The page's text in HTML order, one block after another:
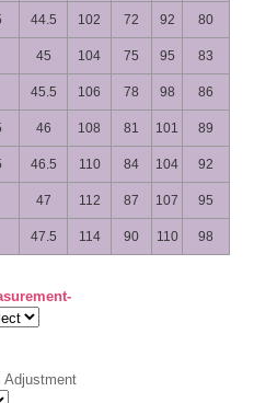
44.5 102 72 92
80
45 104 75 95
83
45.5 106 78 98
86
46 108 81 101
89
46.5 110 84 104
92
47 112 87 107
95
47.5 114 90 110 98
Adjustment